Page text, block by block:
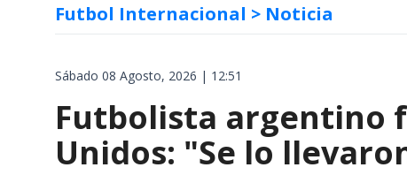
Futbol Internacional > Noticia
Sábado 08 Agosto, 2026 | 12:51
Futbolista argentino
Unidos: "Se lo